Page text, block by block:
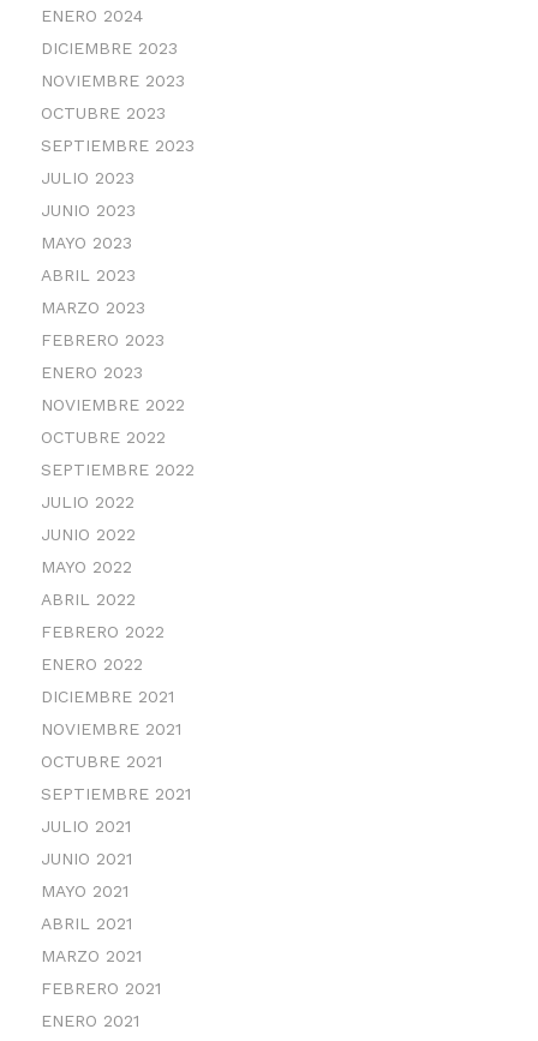
ENERO 2024
DICIEMBRE 2023
NOVIEMBRE 2023
OCTUBRE 2023
SEPTIEMBRE 2023
JULIO 2023
JUNIO 2023
MAYO 2023
ABRIL 2023
MARZO 2023
FEBRERO 2023
ENERO 2023
NOVIEMBRE 2022
OCTUBRE 2022
SEPTIEMBRE 2022
JULIO 2022
JUNIO 2022
MAYO 2022
ABRIL 2022
FEBRERO 2022
ENERO 2022
DICIEMBRE 2021
NOVIEMBRE 2021
OCTUBRE 2021
SEPTIEMBRE 2021
JULIO 2021
JUNIO 2021
MAYO 2021
ABRIL 2021
MARZO 2021
FEBRERO 2021
ENERO 2021